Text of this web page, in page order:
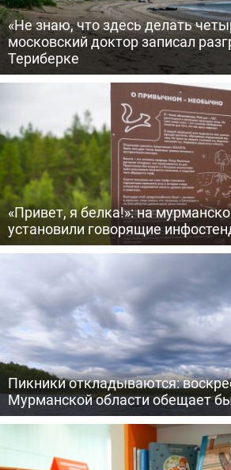
«Не знаю, что здесь делать
московский доктор записал
Териберке
«Привет, я белка!»: на
установили говорящие
Пикники откладываются:
Мурманской области обещает